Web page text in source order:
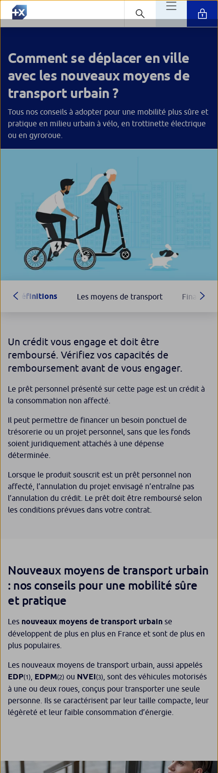
Comment se déplacer en ville
avec les nouveaux moyens de
transport urbain ?
Tous nos conseils à adopter pour une mobilité plus sûre et
pratique en milieu urbain à vélo, en trottinette électrique
ou en gyroroue.
Définitions Les moyens de transport
Un crédit vous engage et doit être
remboursé. Vérifiez vos capacités de
remboursement avant de vous engager.
Le prêt personnel présenté sur cette page est un crédit à
la consommation non affecté.
Il peut permettre de financer un besoin ponctuel de
trésorerie ou un projet personnel, sans que les fonds
soient juridiquement attachés à une dépense
déterminée.
Lorsque le produit souscrit est un prêt personnel non
affecté, l’annulation du projet envisagé n’entraîne pas
l’annulation du crédit. Le prêt doit être remboursé selon
les conditions prévues dans votre contrat.
Nouveaux moyens de transport urbain
: nos conseils pour une mobilité sûre
et pratique
Les nouveaux moyens de transport urbain se
développent de plus en plus en France et sont de plus en
plus populaires.
Les nouveaux moyens de transport urbain, aussi appelés
EDP(1) EDPM(2) ou NVEI(3) , sont des véhicules motorisés
à une ou deux roues, conçus pour transporter une seule
personne. Ils se caractérisent par leur taille compacte, leur
légèreté et leur faible consommation d’énergie.